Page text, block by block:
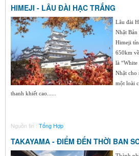
HIMEJI - LÂU ĐÀI HẠC TRẮNG
Lâu đài
Nhật
Himeji
650km
là
Nhật cho
một loài
thanh khiết cao......
Nguồn tin : Tổng Hợp
TAKAYAMA - ĐIỂM ĐẾN THỜI BAN